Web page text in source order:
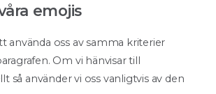
emojis
använda oss av samma kriterier
Om vi hänvisar till
så använder vi oss vanligtvis av den